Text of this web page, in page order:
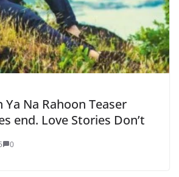
Ya Na Rahoon Teaser
end. Love Stories Don’t
0